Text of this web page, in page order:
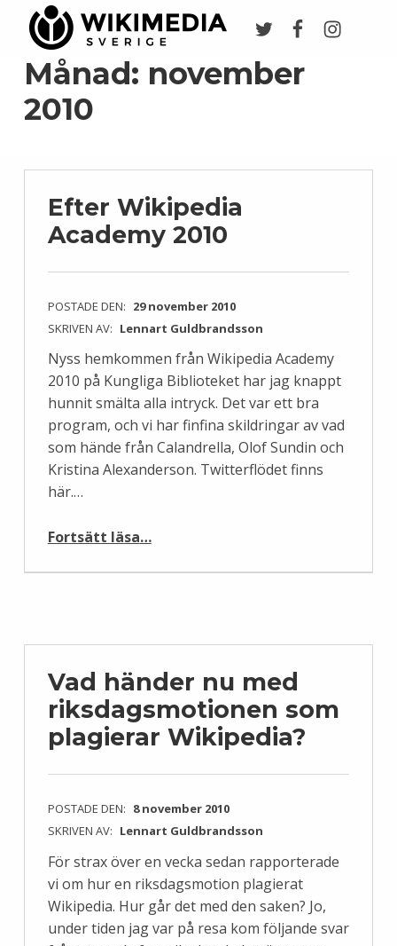
Månad: november
2010
Efter Wikipedia
Academy 2010
POSTADE DEN: 29 november 2010
SKRIVEN AV: Lennart Guldbrandsson
Nyss hemkommen från Wikipedia Academy
2010 på Kungliga Biblioteket har jag knappt
hunnit smälta alla intryck. Det var ett bra
program, och vi har finfina skildringar av vad
som hände från Calandrella, Olof Sundin och
Kristina Alexanderson. Twitterflödet finns
här.…
Fortsätt läsa…
Vad händer nu med
riksdagsmotionen som
plagierar Wikipedia?
POSTADE DEN: 8 november 2010
SKRIVEN AV: Lennart Guldbrandsson
För strax över en vecka sedan rapporterade
vi om hur en riksdagsmotion plagierat
Wikipedia. Hur går det med den saken? Jo,
under tiden jag var på resa kom följande svar